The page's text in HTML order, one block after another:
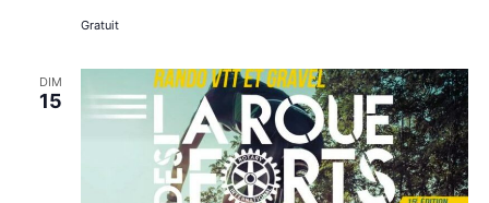
Gratuit
DIM
15